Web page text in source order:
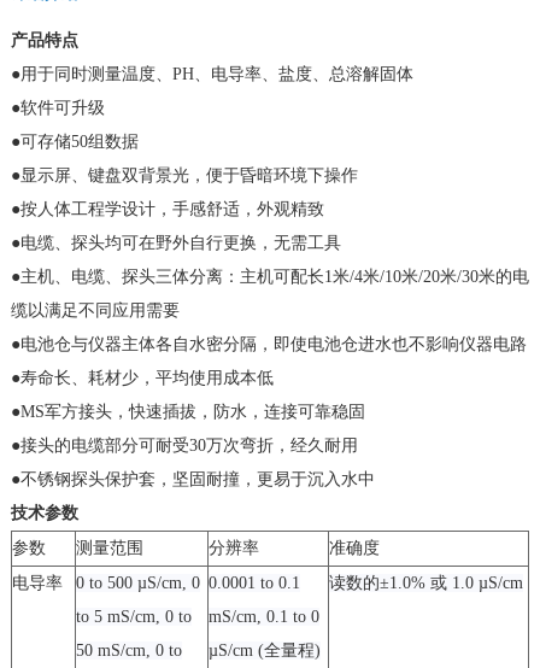
产品特点
●用于同时测量温度、 PH、电导率、盐度、总溶解固体
●软件可升级
●可存储50组数据
●显示屏、键盘双背景光，便于昏暗环境下操作
●按人体工程学设计，手感舒适，外观精致
●电缆、探头均可在野外自行更换，无需工具
●主机、电缆、探头三体分离：主机可配长1米/4米/10米/20米/30米的电
缆以满足不同应用需要
●电池仓与仪器主体各自水密分隔，即使电池仓进水也不影响仪器电路
●寿命长、耗材少，平均使用成本低
●MS军方接头，快速插拔，防水，连接可靠稳固
●接头的电缆部分可耐受30万次弯折，经久耐用
●不锈钢探头保护套，坚固耐撞，更易于沉入水中
技术参数
参数
测量范围 分辨率
准确度
电导率
0 to 500 µS/cm, 0
to 5 mS/cm, 0 to
50 mS/cm, 0 to
0.0001 to 0.1
mS/cm, 0.1 to 0
µS/cm (全量程)
读数的±1.0% 或1.0 µS/cm